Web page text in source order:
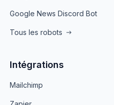
Google News Discord Bot
Tous les robots
Intégrations
Mailchimp